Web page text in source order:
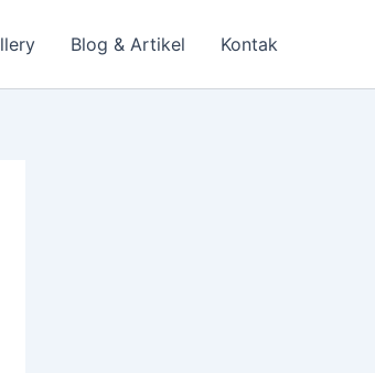
Blog & Artikel Kontak